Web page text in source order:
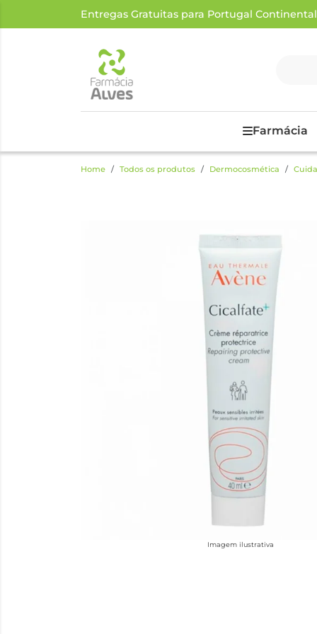
Entregas Gratuitas para Portugal
Farmácia
Home Todos os produtos Dermocosmética
Imagem ilustrativa